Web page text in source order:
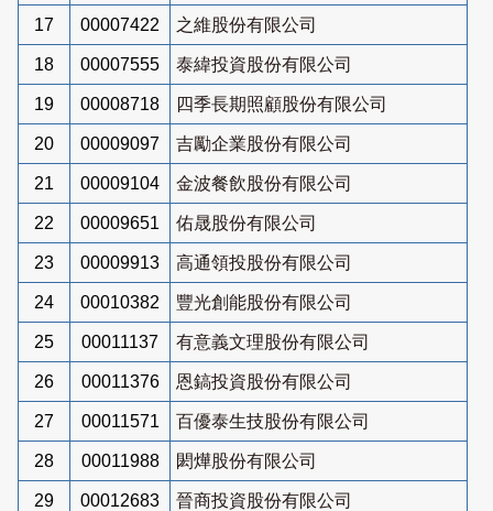
17 00007422 之維股份有限公司
18 00007555 泰緯投資股份有限公司
19 00008718 四季長期照顧股份有限公司
20 00009097 吉勵企業股份有限公司
21 00009104 金波餐飲股份有限公司
22 00009651 佑晟股份有限公司
23 00009913 高通領投股份有限公司
24 00010382 豐光創能股份有限公司
25 00011137 有意義文理股份有限公司
26 00011376 恩鎬投資股份有限公司
27 00011571 百優泰生技股份有限公司
28 00011988 閎燁股份有限公司
29 00012683 晉商投資股份有限公司